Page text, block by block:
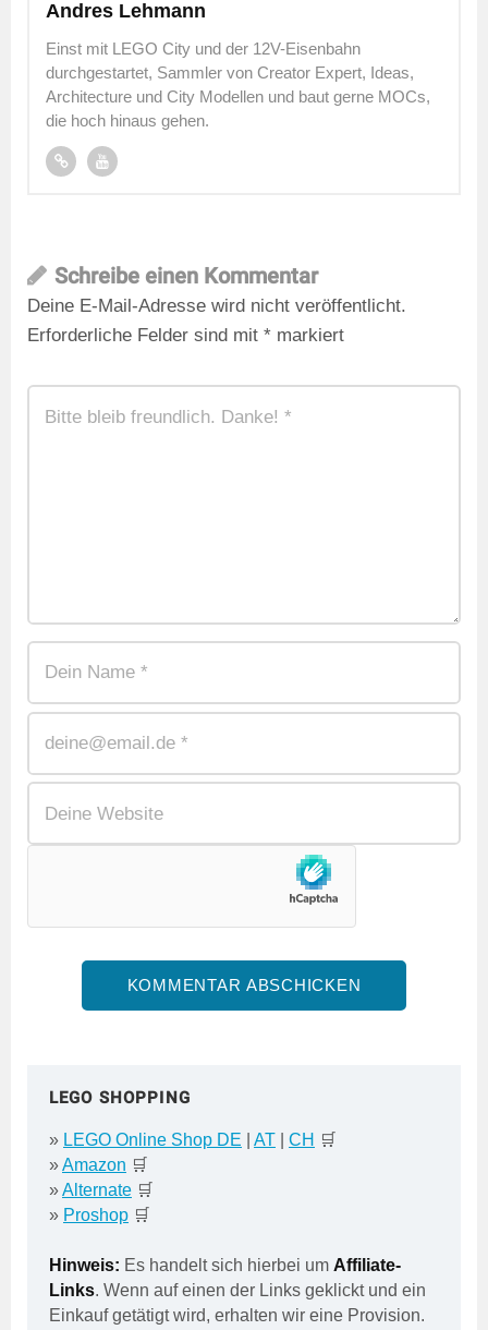
Andres Lehmann
Einst mit LEGO City und der 12V-Eisenbahn
durchgestartet, Sammler von Creator Expert, Ideas,
Architecture und City Modellen und baut gerne MOCs,
die hoch hinaus gehen.
Schreibe einen Kommentar
Deine E-Mail-Adresse wird nicht veröffentlicht.
Erforderliche Felder sind mit * markiert
LEGO SHOPPING
» LEGO Online Shop DE AT CH 🛒
»Amazon 🛒
»Alternate 🛒
» Proshop 🛒
Hinweis: Es handelt sich hierbei um Affiliate-
Links. Wenn auf einen der Links geklickt und ein
Einkauf getätigt wird, erhalten wir eine Provision.